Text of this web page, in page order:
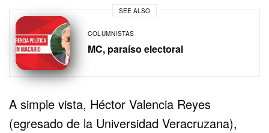
SEE ALSO
COLUMNISTAS
MC, paraíso electoral
A simple vista, Héctor Valencia Reyes
(egresado de la Universidad Veracruzana),